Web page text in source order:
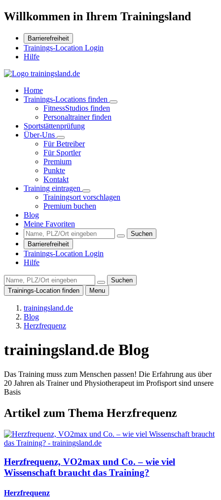
Willkommen in Ihrem Trainingsland
Barrierefreiheit
Trainings-Location Login
Hilfe
Home
Trainings-Locations finden
FitnessStudios finden
Personaltrainer finden
Sportstättenprüfung
Über-Uns
Für Betreiber
Für Sportler
Premium
Punkte
Kontakt
Training eintragen
Trainingsort vorschlagen
Premium buchen
Blog
Meine Favoriten
Suchen
Barrierefreiheit
Trainings-Location Login
Hilfe
Suchen
Trainings-Location finden
Menu
trainingsland.de
Blog
Herzfrequenz
trainingsland.de Blog
Das Training muss zum Menschen passen! Die Erfahrung aus über
20 Jahren als Trainer und Physiotherapeut im Profisport sind unsere
Basis
Artikel zum Thema Herzfrequenz
Herzfrequenz, VO2max und Co. – wie viel
Wissenschaft braucht das Training?
Herzfrequenz